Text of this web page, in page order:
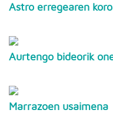
Astro erregearen
Aurtengo bideorik
Marrazoen usaimena